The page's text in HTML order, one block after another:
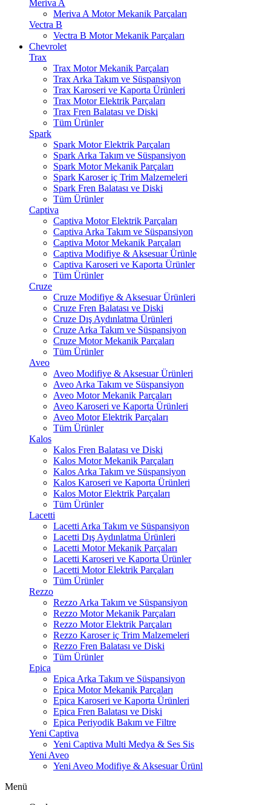
Meriva A
Meriva A Motor Mekanik Parçaları
Vectra B
Vectra B Motor Mekanik Parçaları
Chevrolet
Trax
Trax Motor Mekanik Parçaları
Trax Arka Takım ve Süspansiyon
Trax Karoseri ve Kaporta Ürünleri
Trax Motor Elektrik Parçaları
Trax Fren Balatası ve Diski
Tüm Ürünler
Spark
Spark Motor Elektrik Parçaları
Spark Arka Takım ve Süspansiyon
Spark Motor Mekanik Parçaları
Spark Karoser iç Trim Malzemeleri
Spark Fren Balatası ve Diski
Tüm Ürünler
Captiva
Captiva Motor Elektrik Parçaları
Captiva Arka Takım ve Süspansiyon
Captiva Motor Mekanik Parçaları
Captiva Modifiye & Aksesuar Ürünle
Captiva Karoseri ve Kaporta Ürünler
Tüm Ürünler
Cruze
Cruze Modifiye & Aksesuar Ürünleri
Cruze Fren Balatası ve Diski
Cruze Dış Aydınlatma Ürünleri
Cruze Arka Takım ve Süspansiyon
Cruze Motor Mekanik Parçaları
Tüm Ürünler
Aveo
Aveo Modifiye & Aksesuar Ürünleri
Aveo Arka Takım ve Süspansiyon
Aveo Motor Mekanik Parçaları
Aveo Karoseri ve Kaporta Ürünleri
Aveo Motor Elektrik Parçaları
Tüm Ürünler
Kalos
Kalos Fren Balatası ve Diski
Kalos Motor Mekanik Parçaları
Kalos Arka Takım ve Süspansiyon
Kalos Karoseri ve Kaporta Ürünleri
Kalos Motor Elektrik Parçaları
Tüm Ürünler
Lacetti
Lacetti Arka Takım ve Süspansiyon
Lacetti Dış Aydınlatma Ürünleri
Lacetti Motor Mekanik Parçaları
Lacetti Karoseri ve Kaporta Ürünler
Lacetti Motor Elektrik Parçaları
Tüm Ürünler
Rezzo
Rezzo Arka Takım ve Süspansiyon
Rezzo Motor Mekanik Parçaları
Rezzo Motor Elektrik Parçaları
Rezzo Karoser iç Trim Malzemeleri
Rezzo Fren Balatası ve Diski
Tüm Ürünler
Epica
Epica Arka Takım ve Süspansiyon
Epica Motor Mekanik Parçaları
Epica Karoseri ve Kaporta Ürünleri
Epica Fren Balatası ve Diski
Epica Periyodik Bakım ve Filtre
Yeni Captiva
Yeni Captiva Multi Medya & Ses Sis
Yeni Aveo
Yeni Aveo Modifiye & Aksesuar Ürünl
Menü